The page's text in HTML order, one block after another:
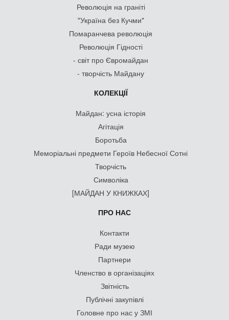
Революція на граніті
"Україна без Кучми"
Помаранчева революція
Революція Гідності
- світ про Євромайдан
- творчість Майдану
КОЛЕКЦІЇ
Майдан: усна історія
Агітація
Боротьба
Меморіальні предмети Героїв Небесної Сотні
Творчість
Символіка
[МАЙДАН У КНИЖКАХ]
ПРО НАС
Контакти
Ради музею
Партнери
Членство в організаціях
Звітність
Публічні закупівлі
Головне про нас у ЗМІ